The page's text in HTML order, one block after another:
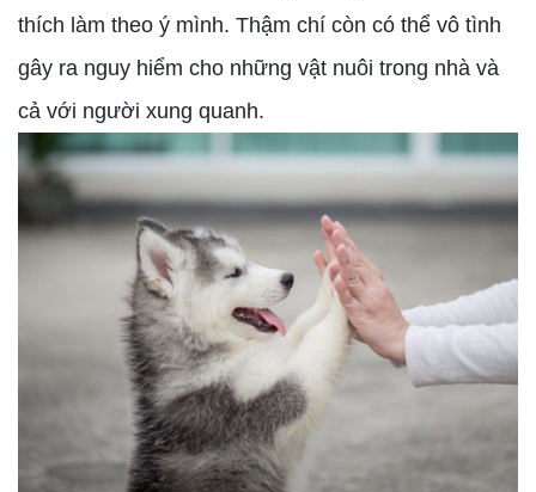
thích làm theo ý mình. Thậm chí còn có thể vô tình
gây ra nguy hiểm cho những vật nuôi trong nhà và
cả với người xung quanh.